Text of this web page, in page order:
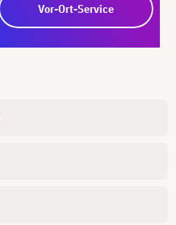
Vor-Ort-Service